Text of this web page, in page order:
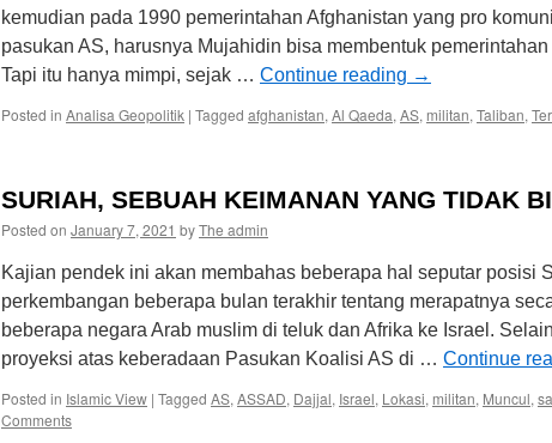
kemudian pada 1990 pemerintahan Afghanistan yang pro
pasukan AS, harusnya Mujahidin bisa membentuk
Tapi itu hanya mimpi, sejak … Continue reading →
Posted in Analisa Geopolitik | Tagged afghanistan, Al Qaeda, AS, militan, Taliban,
SURIAH, SEBUAH KEIMANAN YANG TIDAK
Posted on January 7, 2021 byThe admin
Kajian pendek ini akan membahas beberapa hal seputar posisi
perkembangan beberapa bulan terakhir tentang merapatnya
beberapa negara Arab muslim di teluk dan Afrika ke Israel.
proyeksi atas keberadaan Pasukan Koalisi AS di … Continue
Posted in Islamic View | Tagged AS, ASSAD, Dajjal, Israel, Lokasi, militan, Muncul,
Comments